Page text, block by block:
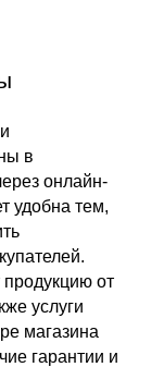
в
онлайн-
удобна тем,
от
услуги
магазина
гарантии и